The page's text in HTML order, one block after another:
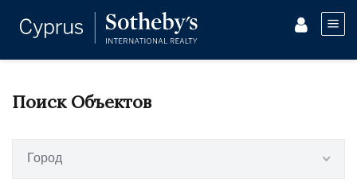
Поиск Объектов
Город